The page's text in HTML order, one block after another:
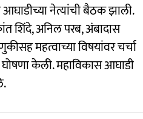
नेत्यांची बैठक झाली.
शिंदे, अनिल परब, अंबादास
महत्वाच्या विषयांवर चर्चा
घोषणा केली. महाविकास आघाडी